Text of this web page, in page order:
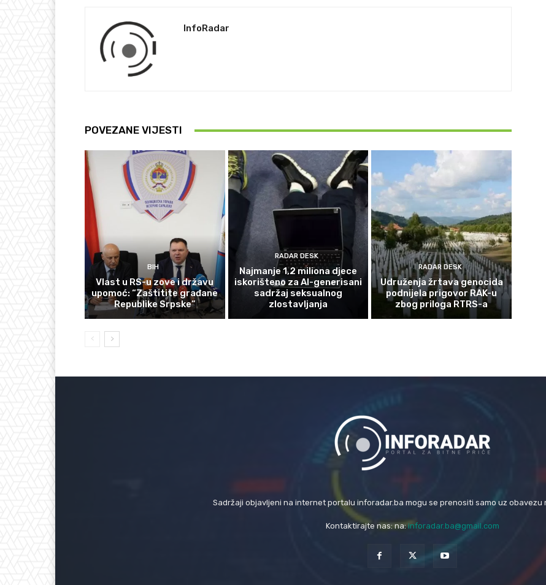
InfoRadar
POVEZANE VIJESTI
BIH
Vlast u RS-u zove i državu
upomoć: “Zaštitite građane
Republike Srpske”
RADAR DESK
Najmanje 1,2 miliona djece
iskorišteno za AI-generisani
sadržaj seksualnog
zlostavljanja
RADAR DESK
Udruženja žrtava genocida
podnijela prigovor RAK-u
zbog priloga RTRS-a
Sadržaji objavljeni na internet portalu inforadar.ba mogu se prenositi samo uz obavezu
Kontaktirajte nas: na:inforadar.ba@gmail.com